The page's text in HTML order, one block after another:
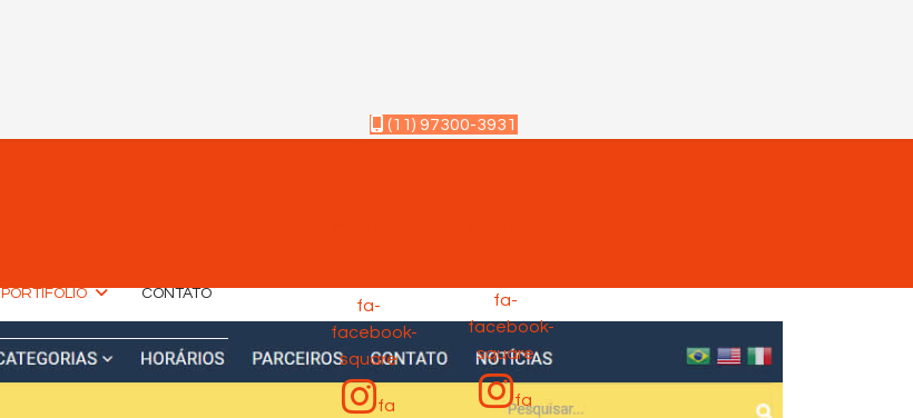
PORTIFÓLIO CONTATO
(11) 97300-3931
fa-
facebook-
square
fa
fa-
facebook-
square
fa